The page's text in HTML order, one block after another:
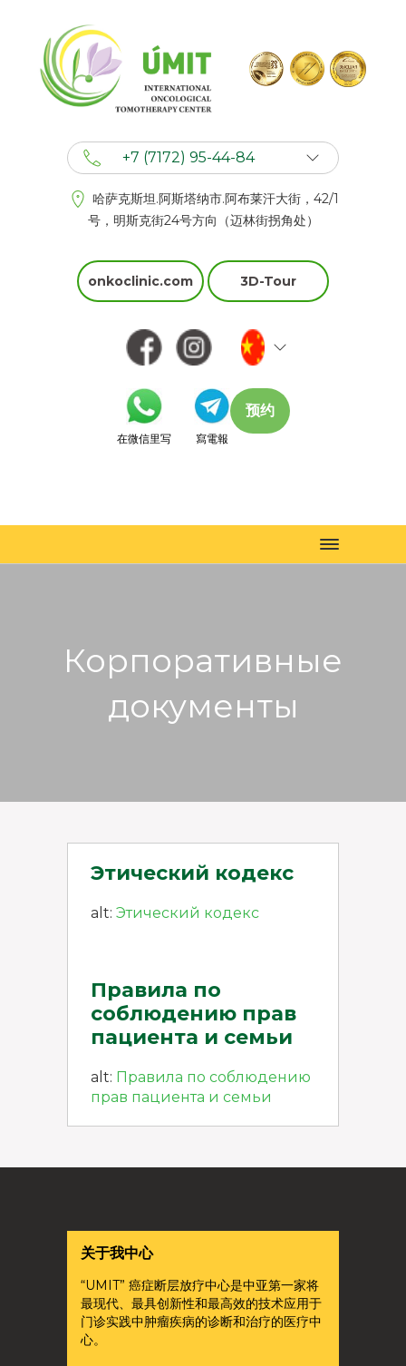
+7 (7172) 95-44-84
+7 (777) 201 44 44
哈萨克斯坦.阿斯塔纳市.阿布莱汗大街，42/1
号，明斯克街24号方向（迈林街拐角处）
onkoclinic.com 3D-Tour
在微信里写 寫電報
预约
Toggle
navigation
Корпоративные
документы
Этический кодекс
alt: Этический кодекс
Правила по
соблюдению прав
пациента и семьи
alt: Правила по соблюдению
прав пациента и семьи
关于我中心
“UMIT” 癌症断层放疗中心是中亚第一家将
最现代、最具创新性和最高效的技术应用于
门诊实践中肿瘤疾病的诊断和治疗的医疗中
心。